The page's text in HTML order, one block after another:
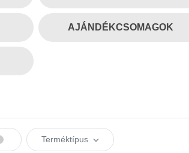
AJÁNDÉKCSOMAGOK
Terméktípus